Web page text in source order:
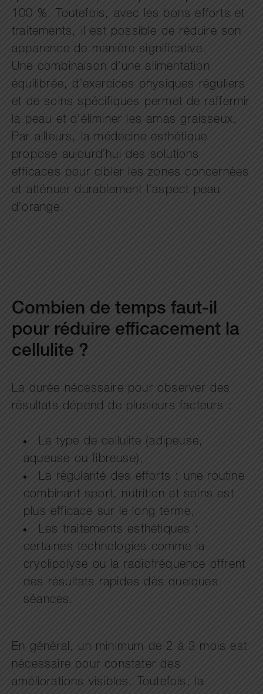
100 %. Toutefois, avec les bons efforts et
traitements, il est possible de réduire son
apparence de manière significative.
Une combinaison d’une alimentation
équilibrée, d’exercices physiques réguliers
et de soins spécifiques permet de raffermir
la peau et d’éliminer les amas graisseux.
Par ailleurs, la médecine esthétique
propose aujourd’hui des solutions
efficaces pour cibler les zones concernées
et atténuer durablement l’aspect peau
d’orange.
Combien de temps faut-il
pour réduire efficacement la
cellulite ?
La durée nécessaire pour observer des
résultats dépend de plusieurs facteurs :
Le type de cellulite (adipeuse,
aqueuse ou fibreuse),
La régularité des efforts : une routine
combinant sport, nutrition et soins est
plus efficace sur le long terme,
Les traitements esthétiques :
certaines technologies comme la
cryolipolyse ou la radiofréquence offrent
des résultats rapides dès quelques
séances.
En général, un minimum de 2 à 3 mois est
nécessaire pour constater des
améliorations visibles. Toutefois, la